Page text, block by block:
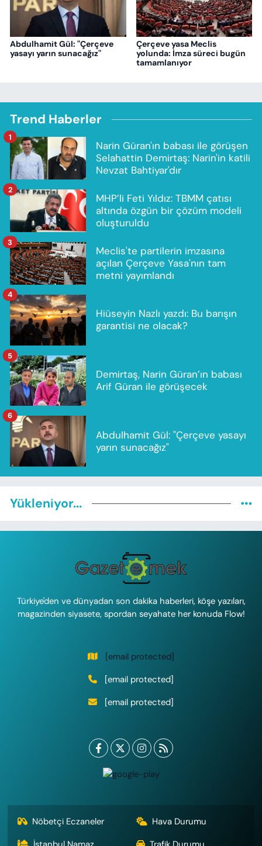
Abdulhamit Gül: "Çerçeve
yasayı yarın sunacağız"
Çerçeve yasa Meclis
yolunda: İmza süreci bugün
tamamlanıyor
Trend Haberler
Narin Güran'ın babası ile görüşen
Selahattin Demirtaş: Narin'in katili
Nevzat Bahtiyar'dır
1
MHP’li Feti Yıldız: TBMM çatısı
altında özgün bir çözüm modeli
oluşturuldu
2
Meclis'te partilerin imzasına
açılan Çerçeve Yasa'nın tam
metni yayımlandı
3
Hiüseyin Nazlı yazdı: Bu barışın
garantisi ne olacak?
4
Demirtaş, Narin Güran’ın babası
Arif Güran ile görüşecek
5
Abdulhamit Gül: "Çerçeve yasayı
yarın sunacağız"
6
Yükleniyor...
Türkiye'den ve dünyadan son dakika haberleri, köşe yazıları,
magazinden siyasete, spordan seyahate her konuda Flow!
[email protected]
[email protected]
[email protected]
Nöbetçi Eczaneler
Hava Durumu